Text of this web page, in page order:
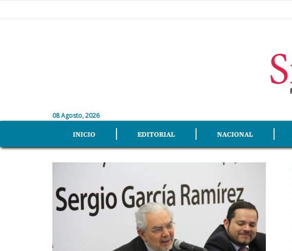
08 Agosto, 2026
INICIO EDITORIAL NACIONAL